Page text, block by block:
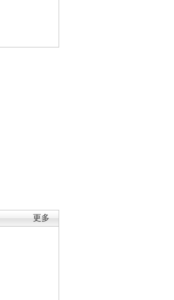
更多